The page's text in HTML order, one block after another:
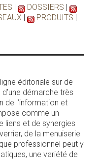
DOSSIERS
PRODUITS
éditoriale sur de
démarche très
de l’information et
comme un
liens et de synergies
de la menuiserie
professionnel peut y
une variété de